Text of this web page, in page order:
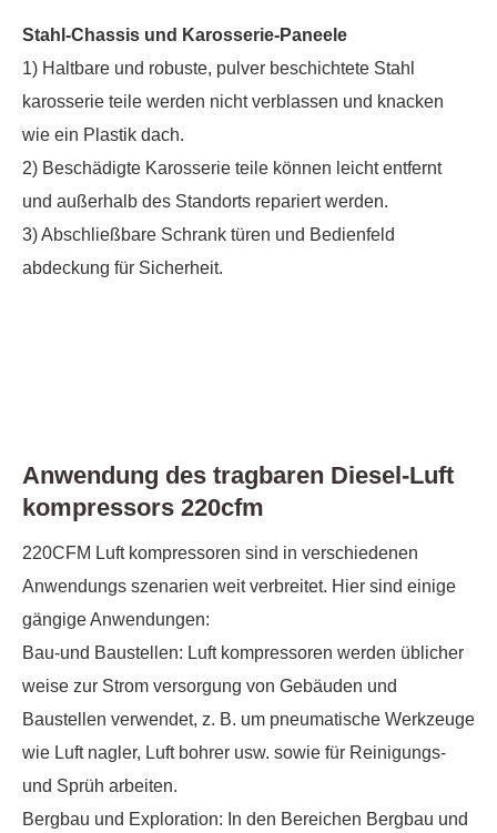
Stahl-Chassis und Karosserie-Paneele
1) Haltbare und robuste, pulver beschichtete Stahl
karosserie teile werden nicht verblassen und knacken
wie ein Plastik dach.
2) Beschädigte Karosserie teile können leicht entfernt
und außerhalb des Standorts repariert werden.
3) Abschließbare Schrank türen und Bedienfeld
abdeckung für Sicherheit.
Anwendung des tragbaren Diesel-Luft
kompressors 220cfm
220CFM Luft kompressoren sind in verschiedenen
Anwendungs szenarien weit verbreitet. Hier sind einige
gängige Anwendungen:
Bau-und Baustellen: Luft kompressoren werden üblicher
weise zur Strom versorgung von Gebäuden und
Baustellen verwendet, z. B. um pneumatische Werkzeuge
wie Luft nagler, Luft bohrer usw. sowie für Reinigungs-
und Sprüh arbeiten.
Bergbau und Exploration: In den Bereichen Bergbau und